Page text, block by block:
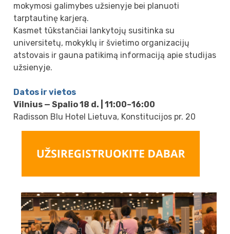
mokymosi galimybes užsienyje bei planuoti
tarptautinę karjerą.
Kasmet tūkstančiai lankytojų susitinka su
universitetų, mokyklų ir švietimo organizacijų
atstovais ir gauna patikimą informaciją apie studijas
užsienyje.
Datos ir vietos
Vilnius — Spalio 18 d. | 11:00–16:00
Radisson Blu Hotel Lietuva, Konstitucijos pr. 20